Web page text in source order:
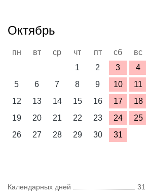
Октябрь
пн вт ср чт пт сб
вс
1
2 3
4
5
6 7 8 9 10
11
12
13 14 15 16 17
18
19
20 21 22 23 24
25
26
27 28 29 30 31
Календарных дней
31